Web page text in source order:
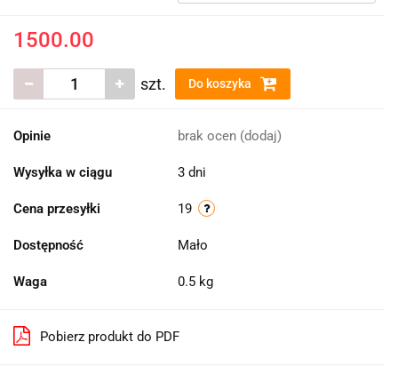
1500.00
szt. Do koszyka
Opinie brak ocen (dodaj)
Wysyłka w ciągu 3 dni
Cena przesyłki 19
Dostępność Mało
Waga 0.5 kg
Pobierz produkt do PDF